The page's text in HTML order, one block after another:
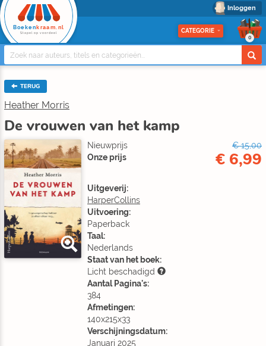
Inloggen
Boeken kraam.nl
Stapel op voordeel CATEGORIE
0
TERUG
Heather Morris
De vrouwen van het kamp
Nieuwprijs
€ 15,00
Onze prijs
€ 6,99
Uitgeverij:
HarperCollins
Uitvoering:
Paperback
Taal:
Nederlands
Staat van het boek:
Licht beschadigd
Aantal Pagina's:
384
Afmetingen:
140x215x33
Verschijningsdatum:
Januari 2025